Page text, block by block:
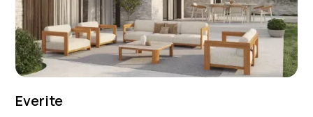
Everite